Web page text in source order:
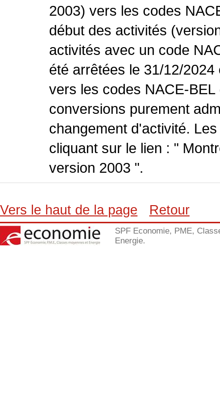
2003) vers les codes
début des activités
activités avec un code
été arrêtées le 31/12/
vers les codes NACE-
conversions purement
changement d'activité.
cliquant sur le lien : "
version 2003 ".
Vers le haut de la page Retour
SPF Economie, PME,
Energie.